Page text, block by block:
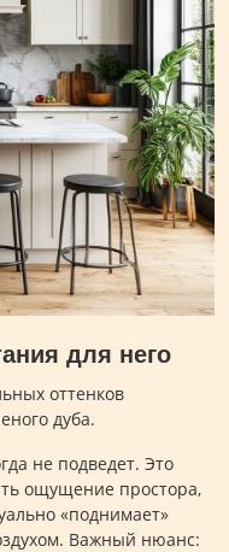
для него
оттенков
дуба.
не подведет. Это
ощущение простора,
«поднимает»
Важный нюанс: